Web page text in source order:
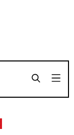
SHARE
SHARE